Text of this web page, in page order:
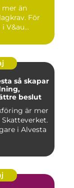
mer än
För
V&au...
beslut
är mer
i Alvesta